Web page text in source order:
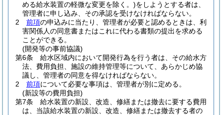
める給水装置の軽微な変更を除く。)をしようとする者は、
管理者に申し込み、その承認を受けなければならない。
2
前項の申込みに当たり、管理者が必要と認めるときは、利
害関係人の同意書またはこれに代わる書類の提出を求める
ことができる。
(開発等の事前協議)
第6条
給水区域内において開発行為を行う者は、その給水方
法、費用負担、施設の維持管理等について、あらかじめ協
議し、管理者の同意を得なければならない。
2
前項について必要な事項は、管理者が別に定める。
(新設等の費用負担)
第7条
給水装置の新設、改造、修繕または撤去に要する費用
は、当該給水装置の新設、改造、修繕または撤去する者の